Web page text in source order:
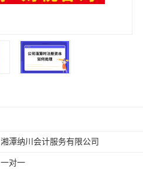
湘潭纳川会计服务有限公司
一对一